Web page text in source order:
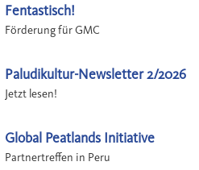
Fentastisch!
Förderung für GMC
Paludikultur-Newsletter 2/2026
Jetzt lesen!
Global Peatlands Initiative
Partnertreffen in Peru